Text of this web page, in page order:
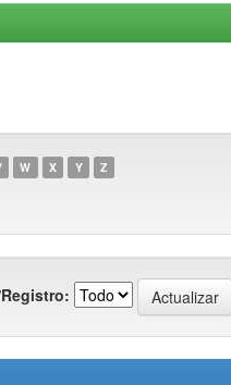
W X Y Z